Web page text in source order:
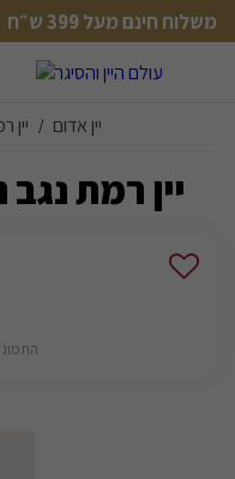
משלוח חינם מעל 399 ש״ח
משלוח חינם מעל 399 ש״ח
יין אדום /
יין רמת